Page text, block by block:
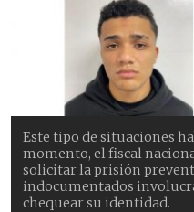
Este tipo de situaciones
momento, el fiscal
solicitar la prisión
indocumentados
chequear su identidad.